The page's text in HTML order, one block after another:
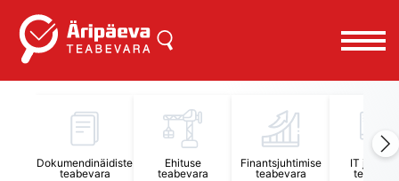
Dokumendinäidiste
teabevara
Ehituse
teabevara
Finantsjuhtimise
teabevara
IT